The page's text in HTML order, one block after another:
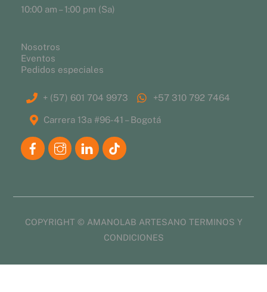
10:00 am – 1:00 pm (Sa)
Nosotros
Eventos
Pedidos especiales
+ (57) 601 704 9973 +57 310 792 7464
Carrera 13a #96-41 – Bogotá
COPYRIGHT © AMANOLAB ARTESANO TERMINOS Y
CONDICIONES